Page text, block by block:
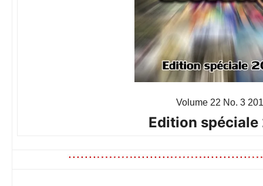
Volume 22 No. 3
Edition spéciale